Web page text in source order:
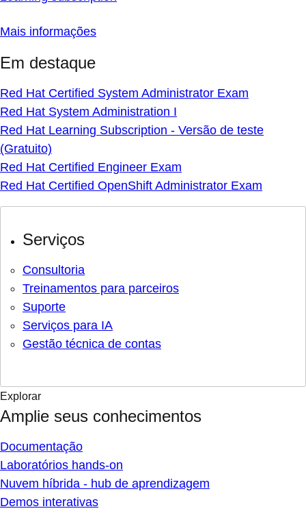
Mais informações
Em destaque
Red Hat Certified System Administrator Exam
Red Hat System Administration I
Red Hat Learning Subscription - Versão de teste
(Gratuito)
Red Hat Certified Engineer Exam
Red Hat Certified OpenShift Administrator Exam
Serviços
Consultoria
Treinamentos para parceiros
Suporte
Serviços para IA
Gestão técnica de contas
Explorar
Amplie seus conhecimentos
Documentação
Laboratórios hands-on
Nuvem híbrida - hub de aprendizagem
Demos interativas